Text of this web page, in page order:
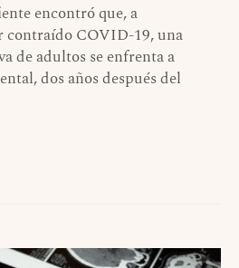
encontró que, a
contraído COVID-19, una
de adultos se enfrenta a
dos años después del